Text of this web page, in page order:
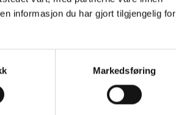
informasjon du har gjort tilgjengelig for
Markedsføring